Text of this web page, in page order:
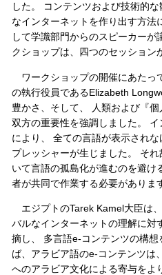
した。 コンテンツおよび技術的
なインターネットを作り出す方法
して学識部門からのスピーカーが
クショップは、四つのセッション
ワークショップの開催にあたっ
の執行役員であるElizabeth
豊かさ、そして、 人類および『
双方の重要性を強調しました。
により、 全ての言語が表示され
プレッシャーが生じました。 そ
いて言語の孤島化が進むのを避け
者が共同で作業する必要がありま
エジプトのTarek Kamel大臣は
バルなインターネットの理解に対
摘し、 多言語e-コンテンツの構想
ば、アラビア語のe-コンテンツは
へのアラビア文化による寄与をよ